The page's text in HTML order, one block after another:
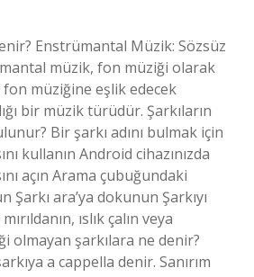
Enstrümantal Müzik: Sözsüz
müzik, fon müziği olarak
fon müziğine eşlik edecek
bir müzik türüdür. Şarkıların
Bir şarkı adını bulmak için
kullanın Android cihazınızda
açın Arama çubuğundaki
ara’ya dokunun Şarkıyı
ıslık çalın veya
olmayan şarkılara ne denir?
a cappella denir. Sanırım